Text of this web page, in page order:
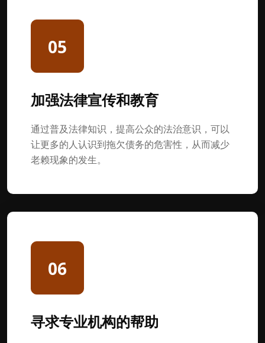
05
加强法律宣传和教育
通过普及法律知识，提高公众的法治意识，可以
让更多的人认识到拖欠债务的危害性，从而减少
老赖现象的发生。
06
寻求专业机构的帮助